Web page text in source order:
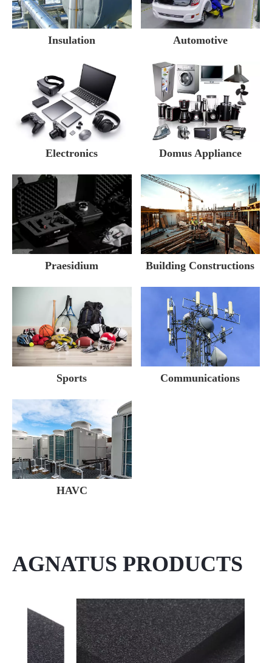
Insulation Automotive
Electronics Domus Appliance
Praesidium Building Constructions
Sports Communications
HAVC
AGNATUS PRODUCTS